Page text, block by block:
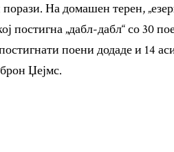
На домашен терен,
постигна „дабл-дабл“ со 30
поени додаде и 14
Џејмс.